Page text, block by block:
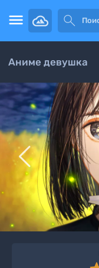
 
Аниме девушка
